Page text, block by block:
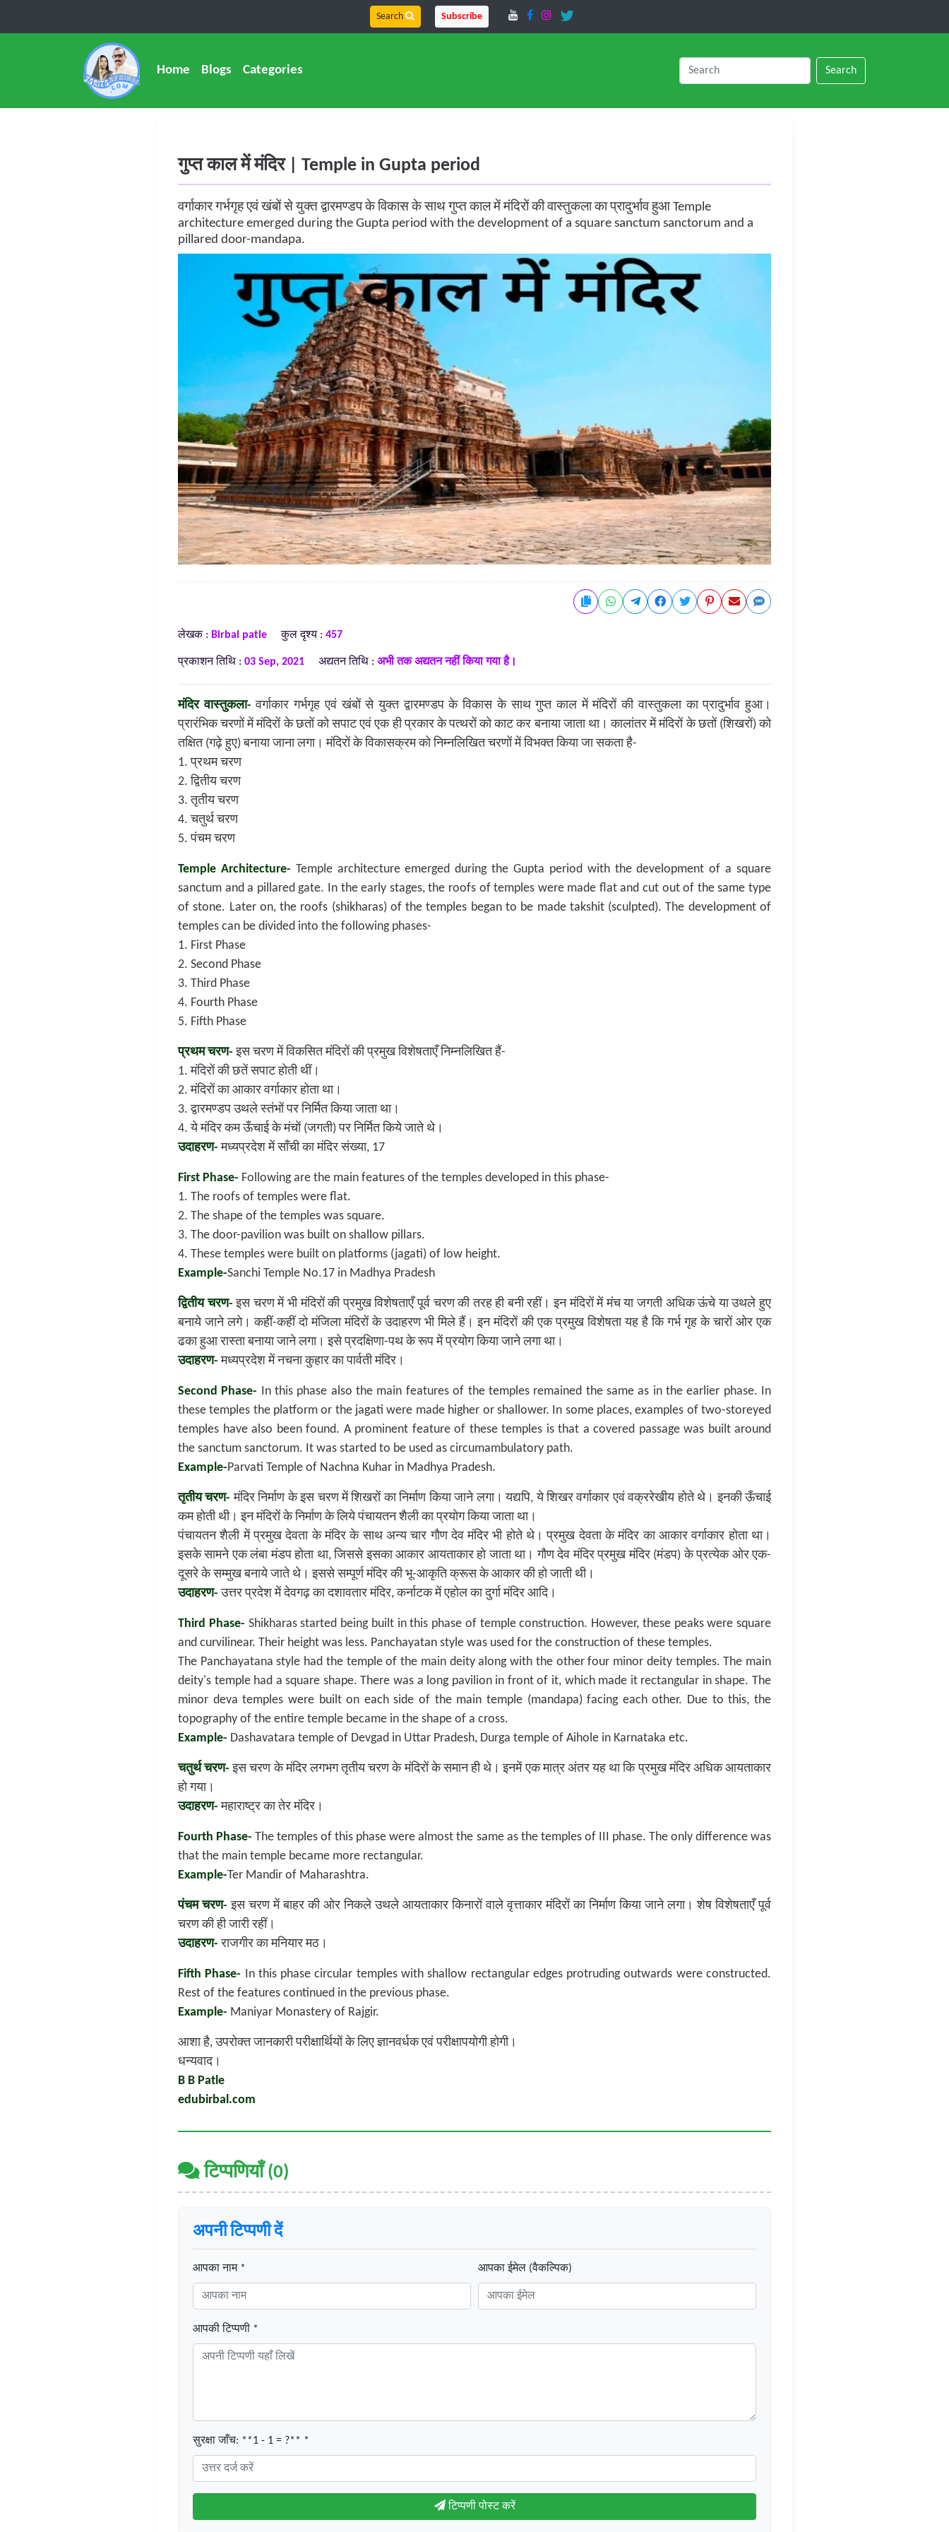
Search Subscribe
Home Blogs Categories Search
गुप्त काल में मंदिर | Temple in Gupta period
वर्गाकार गर्भगृह एवं खंबों से युक्त द्वारमण्डप के विकास के साथ गुप्त काल में मंदिरों की वास्तुकला का प्रादुर्भाव हुआ Temple
architecture emerged during the Gupta period with the development of a square sanctum sanctorum and a
pillared door-mandapa.
लेखक : Birbal patle कुल दृश्य : 457
प्रकाशन तिथि : 03 Sep, 2021 अद्यतन तिथि : अभी तक अद्यतन नहीं किया गया है।
मंदिर वास्तुकला- वर्गाकार गर्भगृह एवं खंबों से युक्त द्वारमण्डप के विकास के साथ गुप्त काल में मंदिरों की वास्तुकला का प्रादुर्भाव हुआ।
प्रारंभिक चरणों में मंदिरों के छतों को सपाट एवं एक ही प्रकार के पत्थरों को काट कर बनाया जाता था। कालांतर में मंदिरों के छतों (शिखरों) को
तक्षित (गढ़े हुए) बनाया जाना लगा। मंदिरों के विकासक्रम को निम्नलिखित चरणों में विभक्त किया जा सकता है-
1. प्रथम चरण
2. द्वितीय चरण
3. तृतीय चरण
4. चतुर्थ चरण
5. पंचम चरण
Temple Architecture- Temple architecture emerged during the Gupta period with the development of a square
sanctum and a pillared gate. In the early stages, the roofs of temples were made flat and cut out of the same type
of stone. Later on, the roofs (shikharas) of the temples began to be made takshit (sculpted). The development of
temples can be divided into the following phases-
1. First Phase
2. Second Phase
3. Third Phase
4. Fourth Phase
5. Fifth Phase
प्रथम चरण- इस चरण में विकसित मंदिरों की प्रमुख विशेषताएँ निम्नलिखित हैं-
1. मंदिरों की छतें सपाट होती थीं।
2. मंदिरों का आकार वर्गाकार होता था।
3. द्वारमण्डप उथले स्तंभों पर निर्मित किया जाता था।
4. ये मंदिर कम ऊँचाई के मंचों (जगती) पर निर्मित किये जाते थे।
उदाहरण- मध्यप्रदेश में साँची का मंदिर संख्या, 17
First Phase- Following are the main features of the temples developed in this phase-
1. The roofs of temples were flat.
2. The shape of the temples was square.
3. The door-pavilion was built on shallow pillars.
4. These temples were built on platforms (jagati) of low height.
Example-Sanchi Temple No.17 in Madhya Pradesh
द्वितीय चरण- इस चरण में भी मंदिरों की प्रमुख विशेषताएँ पूर्व चरण की तरह ही बनी रहीं। इन मंदिरों में मंच या जगती अधिक ऊंचे या उथले हुए
बनाये जाने लगे। कहीं-कहीं दो मंजिला मंदिरों के उदाहरण भी मिले हैं। इन मंदिरों की एक प्रमुख विशेषता यह है कि गर्भ गृह के चारों ओर एक
ढका हुआ रास्ता बनाया जाने लगा। इसे प्रदक्षिणा-पथ के रूप में प्रयोग किया जाने लगा था।
उदाहरण- मध्यप्रदेश में नचना कुहार का पार्वती मंदिर।
Second Phase- In this phase also the main features of the temples remained the same as in the earlier phase. In
these temples the platform or the jagati were made higher or shallower. In some places, examples of two-storeyed
temples have also been found. A prominent feature of these temples is that a covered passage was built around
the sanctum sanctorum. It was started to be used as circumambulatory path.
Example- Parvati Temple of Nachna Kuhar in Madhya Pradesh.
तृतीय चरण- मंदिर निर्माण के इस चरण में शिखरों का निर्माण किया जाने लगा। यद्यपि, ये शिखर वर्गाकार एवं वक्ररेखीय होते थे। इनकी ऊँचाई
कम होती थी। इन मंदिरों के निर्माण के लिये पंचायतन शैली का प्रयोग किया जाता था।
पंचायतन शैली में प्रमुख देवता के मंदिर के साथ अन्य चार गौण देव मंदिर भी होते थे। प्रमुख देवता के मंदिर का आकार वर्गाकार होता था।
इसके सामने एक लंबा मंडप होता था, जिससे इसका आकार आयताकार हो जाता था। गौण देव मंदिर प्रमुख मंदिर (मंडप) के प्रत्येक ओर एक-
दूसरे के सम्मुख बनाये जाते थे। इससे सम्पूर्ण मंदिर की भू-आकृति क्रूस के आकार की हो जाती थी।
उदाहरण- उत्तर प्रदेश में देवगढ़ का दशावतार मंदिर, कर्नाटक में एहोल का दुर्गा मंदिर आदि।
Third Phase- Shikharas started being built in this phase of temple construction. However, these peaks were square
and curvilinear. Their height was less. Panchayatan style was used for the construction of these temples.
The Panchayatana style had the temple of the main deity along with the other four minor deity temples. The main
deity's temple had a square shape. There was a long pavilion in front of it, which made it rectangular in shape. The
minor deva temples were built on each side of the main temple (mandapa) facing each other. Due to this, the
topography of the entire temple became in the shape of a cross.
Example- Dashavatara temple of Devgad in Uttar Pradesh, Durga temple of Aihole in Karnataka etc.
चतुर्थ चरण- इस चरण के मंदिर लगभग तृतीय चरण के मंदिरों के समान ही थे। इनमें एक मात्र अंतर यह था कि प्रमुख मंदिर अधिक आयताकार
हो गया।
उदाहरण- महाराष्ट्र का तेर मंदिर।
Fourth Phase- The temples of this phase were almost the same as the temples of III phase. The only difference was
that the main temple became more rectangular.
Example-Ter Mandir of Maharashtra.
पंचम चरण- इस चरण में बाहर की ओर निकले उथले आयताकार किनारों वाले वृत्ताकार मंदिरों का निर्माण किया जाने लगा। शेष विशेषताएँ पूर्व
चरण की ही जारी रहीं।
उदाहरण- राजगीर का मनियार मठ।
Fifth Phase- In this phase circular temples with shallow rectangular edges protruding outwards were constructed.
Rest of the features continued in the previous phase.
Example- Maniyar Monastery of Rajgir.
आशा है, उपरोक्त जानकारी परीक्षार्थियों के लिए ज्ञानवर्धक एवं परीक्षापयोगी होगी।
धन्यवाद।
B B Patle
edubirbal.com
टिप्पणियाँ (0)
अपनी टिप्पणी दें
आपका नाम * आपका ईमेल (वैकल्पिक)
आपकी टिप्पणी *
सुरक्षा जाँच: **1 - 1 = ?** *
टिप्पणी पोस्ट करें